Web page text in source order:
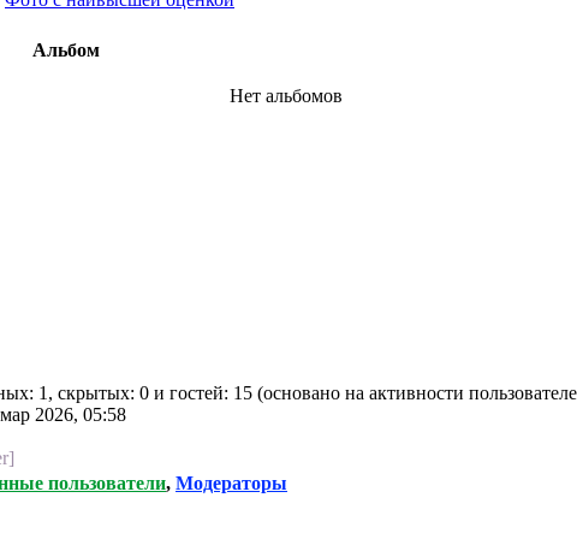
Альбом
Нет альбомов
1, скрытых: 0 и гостей: 15 (основано на активности
2026, 05:58
пользователи, Модераторы